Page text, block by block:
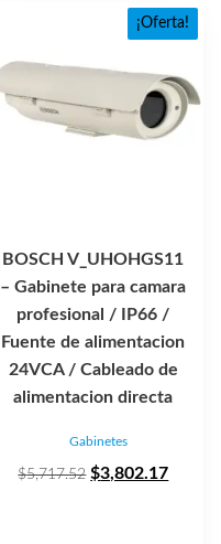
¡Oferta!
BOSCH V_UHOHGS11
– Gabinete para camara
profesional / IP66 /
Fuente de alimentacion
24VCA / Cableado de
alimentacion directa
Gabinetes
$5,717.52 El
$3,802.17El